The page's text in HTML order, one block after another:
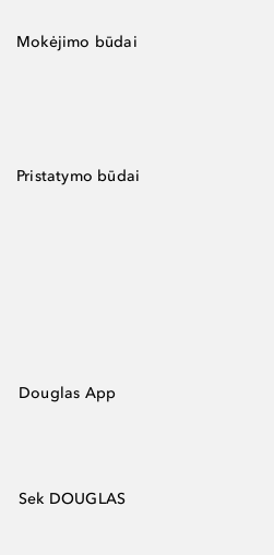
Mokėjimo būdai
Pristatymo būdai
Douglas App
Sek DOUGLAS